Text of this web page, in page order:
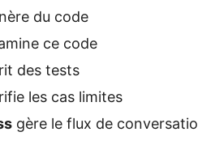
du code
ce code
des tests
les cas limites
gère le flux de